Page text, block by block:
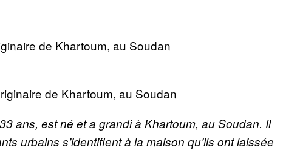
de Khartoum, au Soudan
de Khartoum, au Soudan
ans, est né et a grandi à Khartoum, au Soudan. Il
urbains s’identifient à la maison qu’ils ont laissée